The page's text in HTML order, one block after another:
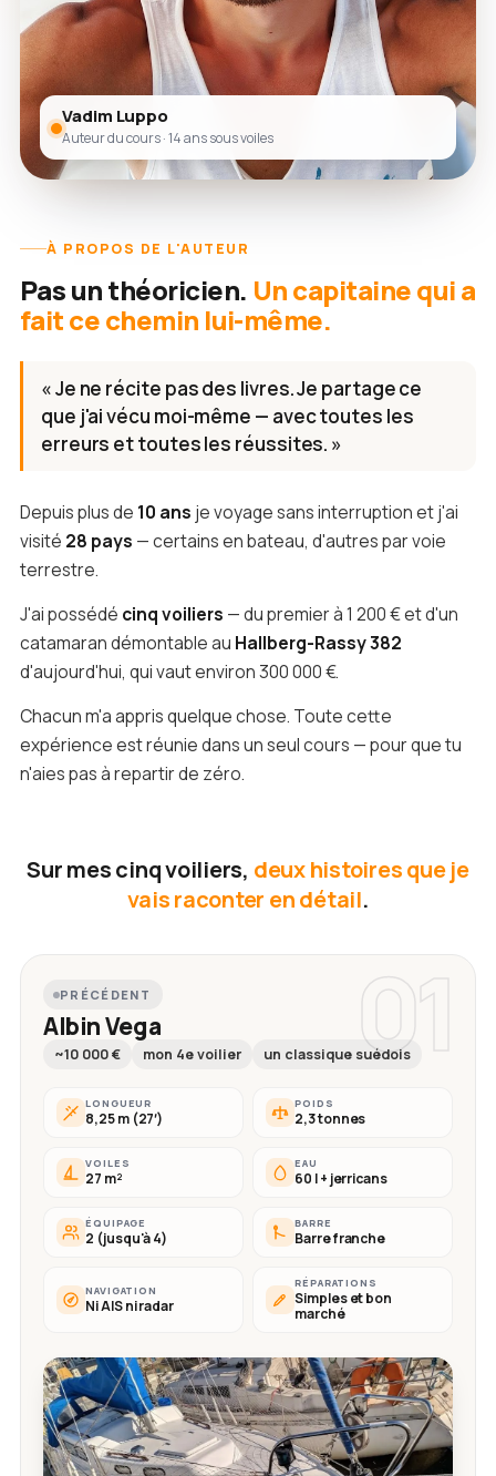
Vadim Luppo
Auteur du cours · 14 ans sous voiles
À PROPOS DE L'AUTEUR
Pas un théoricien. Un capitaine qui a
fait ce chemin lui-même.
« Je ne récite pas des livres. Je partage ce
que j'ai vécu moi-même — avec toutes les
erreurs et toutes les réussites. »
Depuis plus de 10 ans je voyage sans interruption et j'ai
visité 28 pays — certains en bateau, d'autres par voie
terrestre.
J'ai possédé cinq voiliers — du premier à 1 200 € et d'un
catamaran démontable au Hallberg-Rassy 382
d'aujourd'hui, qui vaut environ 300 000 €.
Chacun m'a appris quelque chose. Toute cette
expérience est réunie dans un seul cours — pour que tu
n'aies pas à repartir de zéro.
Sur mes cinq voiliers, deux histoires que je
vais raconter en détail.
01
PRÉCÉDENT
Albin Vega
~10 000 € mon 4e voilier un classique suédois
LONGUEUR
8,25 m (27′)
POIDS
2,3 tonnes
VOILES
27 m²
EAU
60 l + jerricans
ÉQUIPAGE
2 (jusqu'à 4)
BARRE
Barre franche
NAVIGATION
Ni AIS ni radar
RÉPARATIONS
Simples et bon
marché